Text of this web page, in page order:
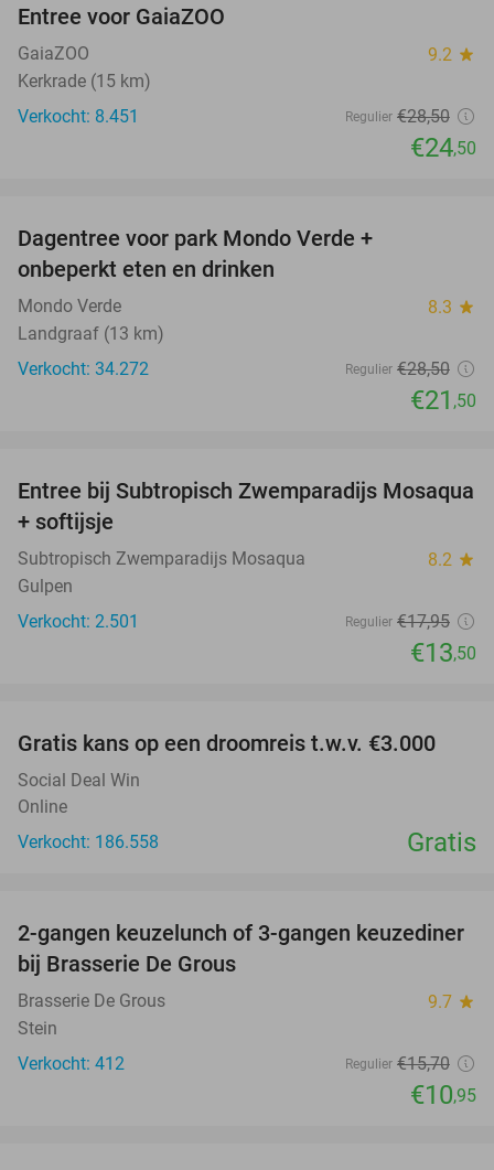
Entree voor GaiaZOO
GaiaZOO 9.2 star
Kerkrade (15 km)
Verkocht: 8.451
Regulier €28,50
€24,50
Dagentree voor park Mondo Verde +
onbeperkt eten en drinken
Mondo Verde 8.3 star
Landgraaf (13 km)
Verkocht: 34.272
Regulier €28,50
€21 ,50
25%
Entree bij Subtropisch Zwemparadijs Mosaqua
+ softijsje
Subtropisch Zwemparadijs Mosaqua 8.2 star
Gulpen
Verkocht: 2.501
Regulier €17,95
€13,50
Gratis kans op een droomreis t.w.v. €3.000
Social Deal Win
Online
Verkocht: 186.558
Gratis
30%
2-gangen keuzelunch of 3-gangen keuzediner
bij Brasserie De Grous
Brasserie De Grous 9.7 star
Stein
Verkocht: 412
Regulier €15,70
€10,95